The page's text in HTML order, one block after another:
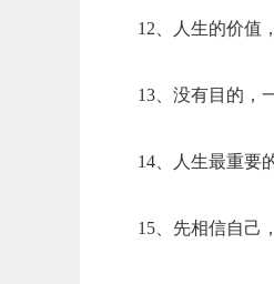
12、人生的价值
13、没有目的，
14、人生最重要
15、先相信自己